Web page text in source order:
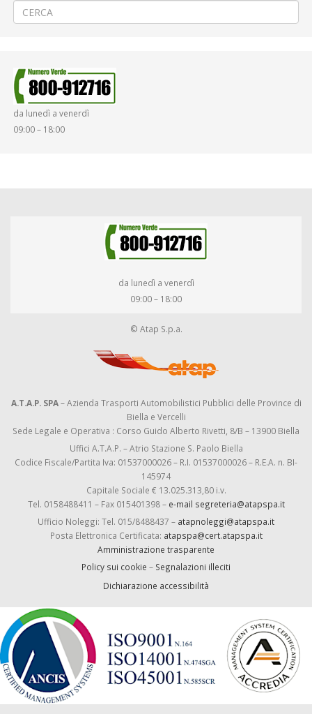
da lunedì a venerdì
09:00 – 18:00
da lunedì a venerdì
09:00 – 18:00
© Atap S.p.a.
A.T.A.P. SPA– Azienda Trasporti Automobilistici Pubblici delle Province di
Biella e Vercelli
Sede Legale e Operativa : Corso Guido Alberto Rivetti, 8/B – 13900 Biella
Uffici A.T.A.P. – Atrio Stazione S. Paolo Biella
Codice Fiscale/Partita Iva: 01537000026 – R.I. 01537000026 – R.E.A. n. BI-
145974
Capitale Sociale € 13.025.313,80 i.v.
Tel. 0158488411 – Fax 015401398 – e-mail segreteria@atapspa.it
Ufficio Noleggi: Tel. 015/8488437 – atapnoleggi@atapspa.it
Posta Elettronica Certificata: atapspa@cert.atapspa.it
Amministrazione trasparente
Policy sui cookie – Segnalazioni illeciti
Dichiarazione accessibilità